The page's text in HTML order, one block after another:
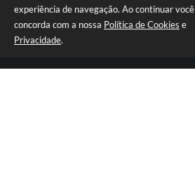
experiência de navegação. Ao continuar você
concorda com a nossa Política de Cookies e
Privacidade.